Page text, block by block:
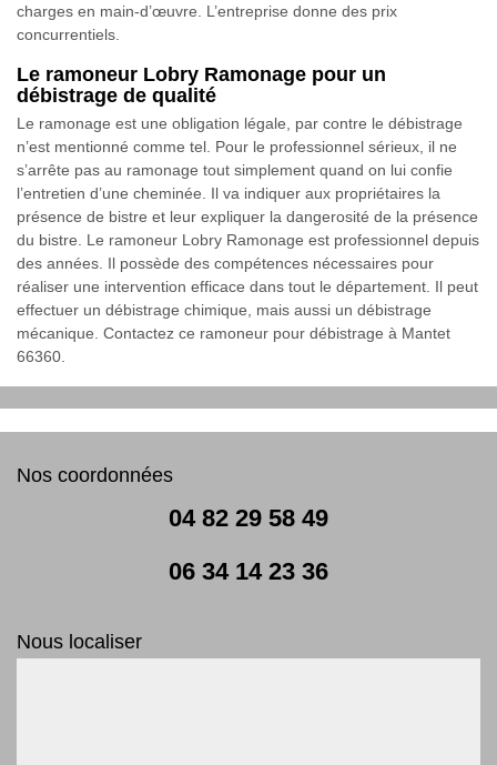
charges en main-d’œuvre. L’entreprise donne des prix
concurrentiels.
Le ramoneur Lobry Ramonage pour un
débistrage de qualité
Le ramonage est une obligation légale, par contre le débistrage
n’est mentionné comme tel. Pour le professionnel sérieux, il ne
s’arrête pas au ramonage tout simplement quand on lui confie
l’entretien d’une cheminée. Il va indiquer aux propriétaires la
présence de bistre et leur expliquer la dangerosité de la présence
du bistre. Le ramoneur Lobry Ramonage est professionnel depuis
des années. Il possède des compétences nécessaires pour
réaliser une intervention efficace dans tout le département. Il peut
effectuer un débistrage chimique, mais aussi un débistrage
mécanique. Contactez ce ramoneur pour débistrage à Mantet
66360.
Nos coordonnées
04 82 29 58 49
06 34 14 23 36
Nous localiser